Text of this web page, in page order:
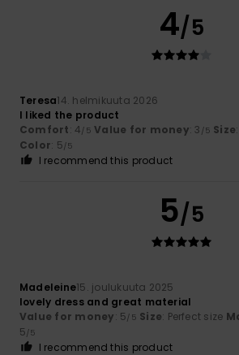
4/5
Teresa14. helmikuuta 2026
I liked the product
Comfort: 4/5 Value for money: 3 /5 Size
Color: 5/5
I recommend this product
5/5
Madeleine15. joulukuuta 2025
lovely dress and great material
Value for money: 5/5 Size: Perfect size
5/5
I recommend this product